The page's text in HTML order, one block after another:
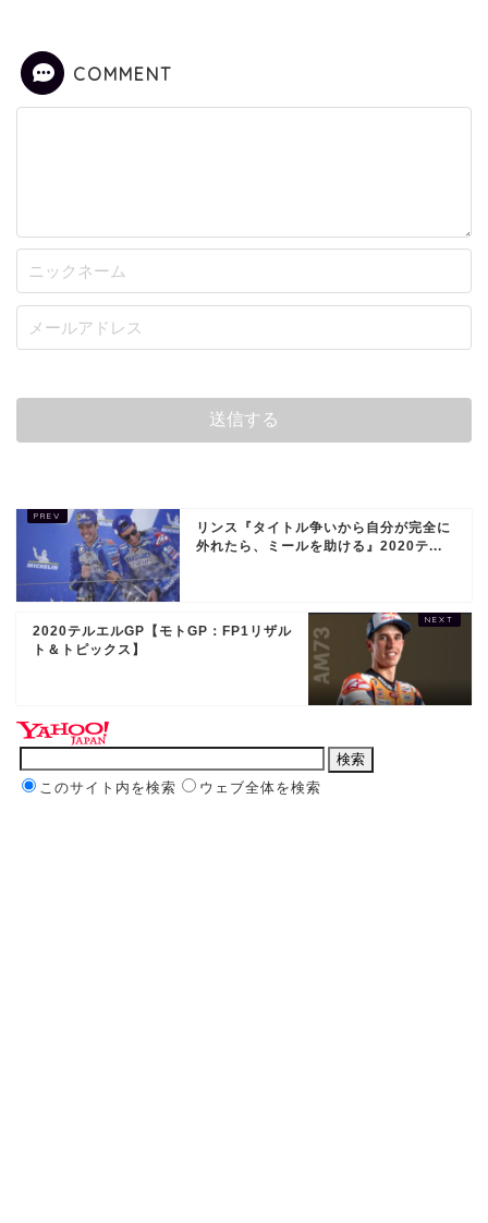
COMMENT
リンス『タイトル争いから自分が完全に
外れたら、ミールを助ける』2020テ...
2020テルエルGP【モトGP：FP1リザル
ト＆トピックス】
このサイト内を検索 ウェブ全体を検索